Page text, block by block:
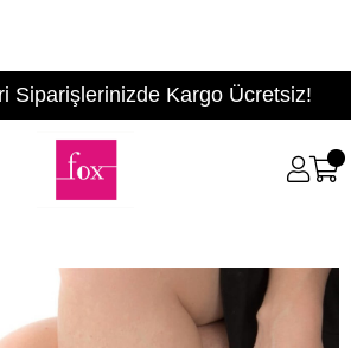
Siparişlerinizde Kargo Ücretsiz!